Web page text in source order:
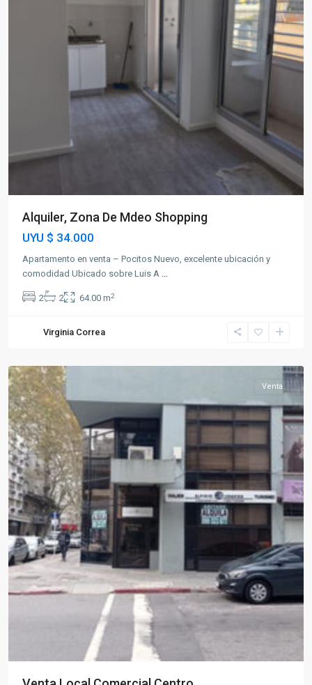
Alquiler, Zona De Mdeo Shopping
UYU $ 34.000
Apartamento en venta – Pocitos Nuevo, excelente ubicación y
comodidad Ubicado sobre Luis A ...
2 2 64.00 m2
Virginia Correa
Centro,
Venta